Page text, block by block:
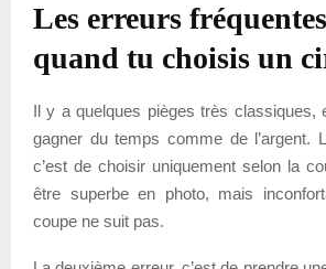
Les erreurs
quand tu choisis un
Il y a quelques pièges très classiques,
gagner du temps comme de l’argent.
c’est de choisir uniquement selon la
être superbe en photo, mais
coupe ne suit pas.